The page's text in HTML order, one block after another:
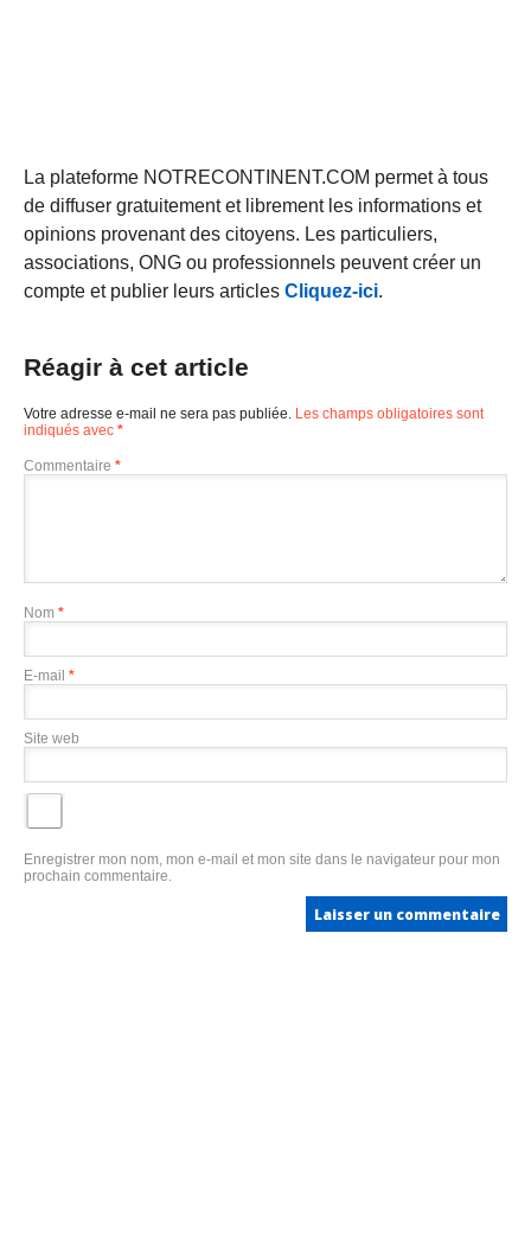
La plateforme NOTRECONTINENT.COM permet à tous
de diffuser gratuitement et librement les informations et
opinions provenant des citoyens. Les particuliers,
associations, ONG ou professionnels peuvent créer un
compte et publier leurs articles Cliquez-ici.
Réagir à cet article
Votre adresse e-mail ne sera pas publiée. Les champs obligatoires sont
indiqués avec *
Commentaire *
Nom *
E-mail *
Site web
Enregistrer mon nom, mon e-mail et mon site dans le navigateur pour mon
prochain commentaire.